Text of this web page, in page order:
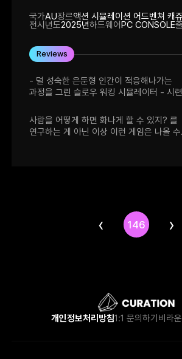
국가AU장르액션 시뮬레이션 어드벤쳐 캐
전시년도2025년하드웨어 PC CONSOLE
Reviews
- 덜 성숙한 은둔형 인간이 적응해나가는
과정을 그린 슬로우 워킹 시뮬레이터 - 시련
성장하는 경험을 제공해 흥미로웠음 -
우스꽝스럽고 재밌는 이동 덕분에 몰입이
쉽고, 조작감을 익히며 성장하는 재미가 있
사람을 어떻게 하면 화나게 할 수 있지? 를
연구하는 게 아닌 이상 이런 게임은 나올 수
‹ 146 ›
개인정보처리방침1:1 문의하기 비라